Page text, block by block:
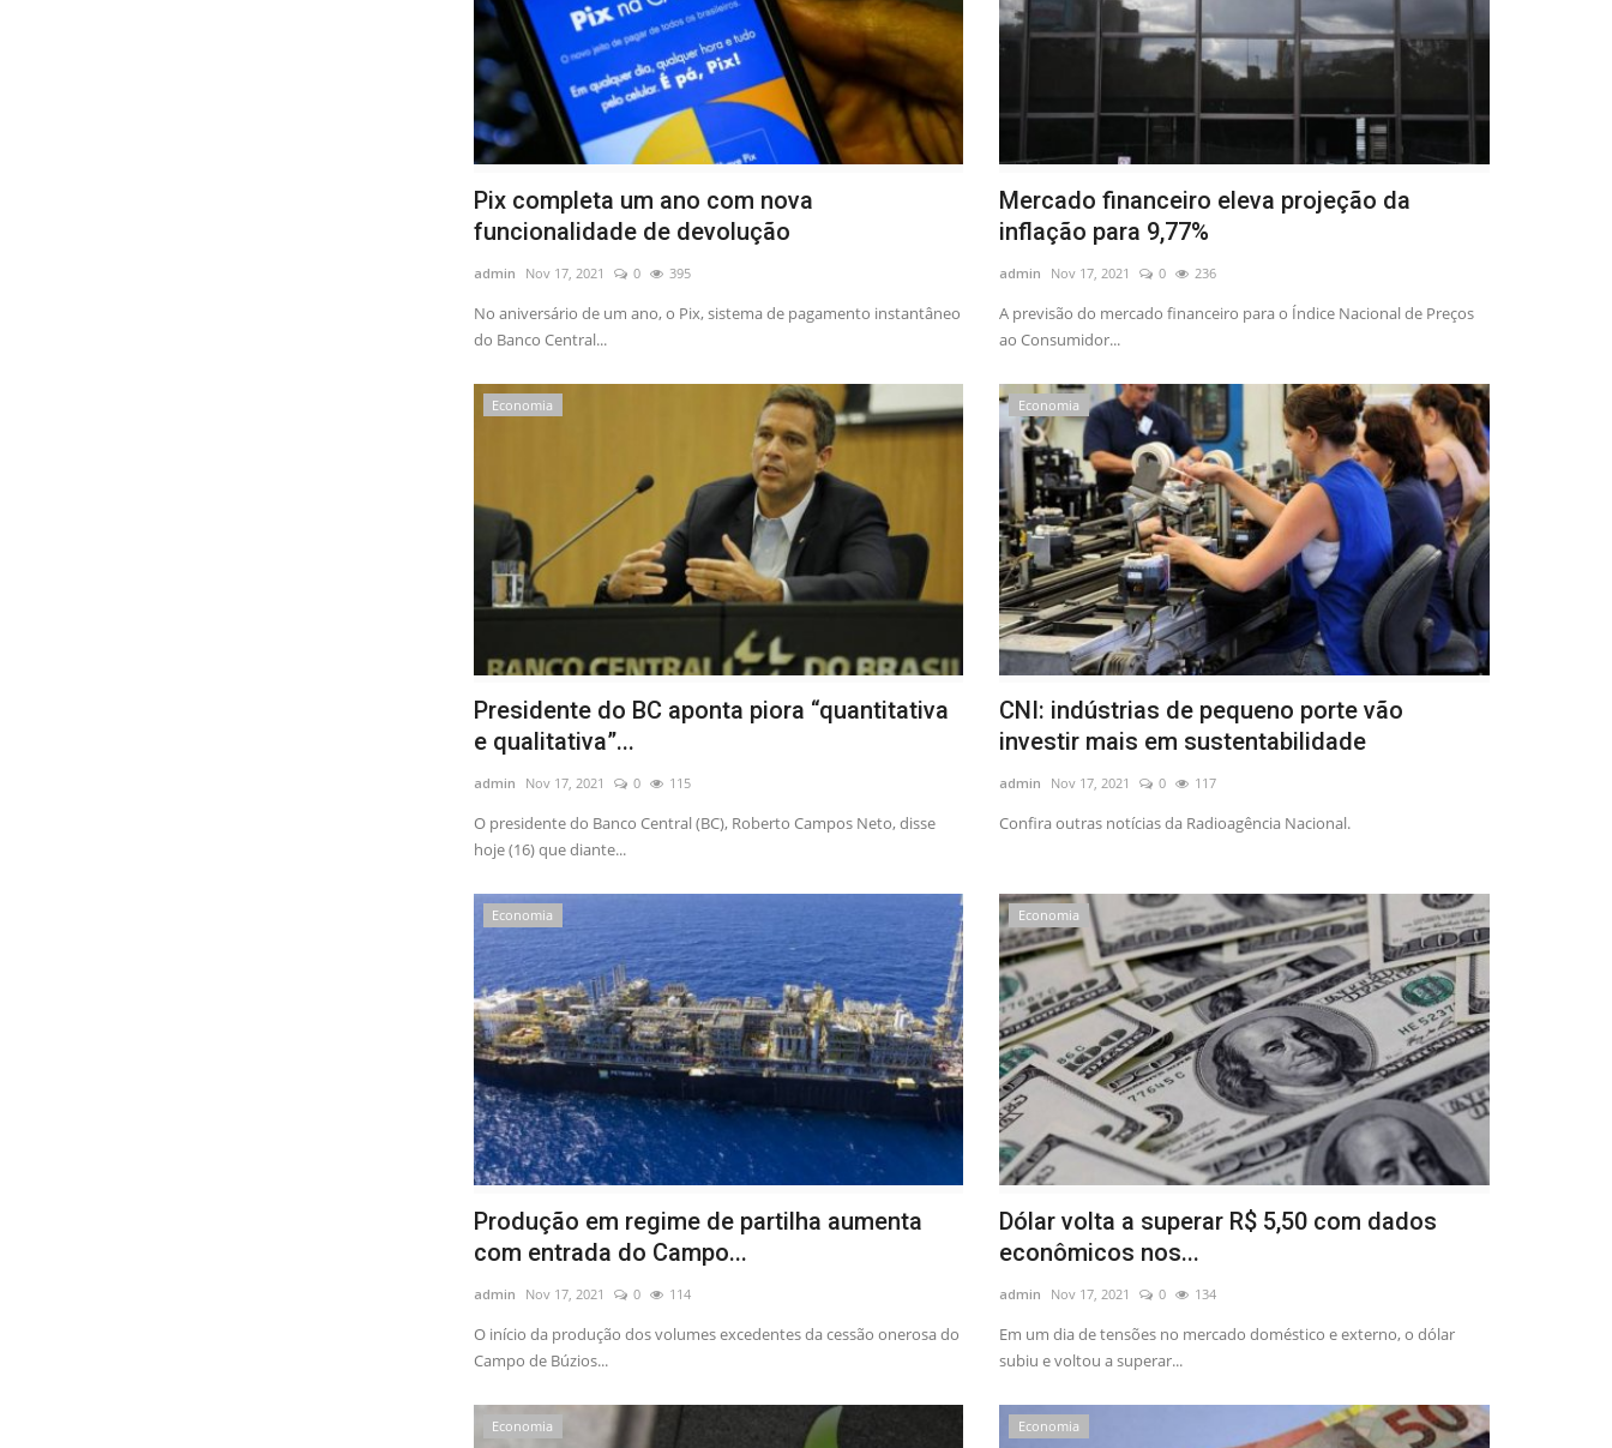
Pix completa um ano com nova
funcionalidade de devolução
admin Nov 17, 2021 0 395
No aniversário de um ano, o Pix, sistema de pagamento instantâneo
do Banco Central...
Mercado financeiro eleva projeção da
inflação para 9,77%
admin Nov 17, 2021 0 236
A previsão do mercado financeiro para o Índice Nacional de Preços
ao Consumidor...
Economia
Presidente do BC aponta piora “quantitativa
e qualitativa”...
admin Nov 17, 2021 0 115
O presidente do Banco Central (BC), Roberto Campos Neto, disse
hoje (16) que diante...
Economia
CNI: indústrias de pequeno porte vão
investir mais em sustentabilidade
admin Nov 17, 2021 0 117
Confira outras notícias da Radioagência Nacional.
Economia
Produção em regime de partilha aumenta
com entrada do Campo...
admin Nov 17, 2021 0 114
O início da produção dos volumes excedentes da cessão onerosa do
Campo de Búzios...
Economia
Dólar volta a superar R$ 5,50 com dados
econômicos nos...
admin Nov 17, 2021 0 134
Em um dia de tensões no mercado doméstico e externo, o dólar
subiu e voltou a superar...
Economia Economia